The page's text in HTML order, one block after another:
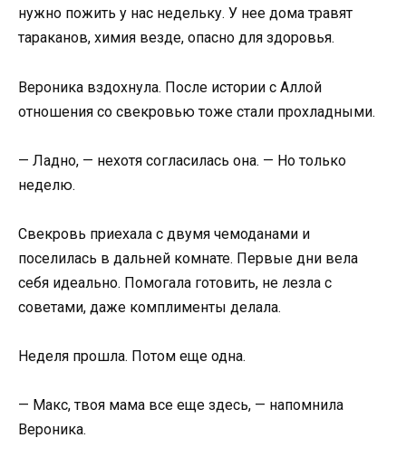
нужно пожить у нас недельку. У нее дома травят
тараканов, химия везде, опасно для здоровья.
Вероника вздохнула. После истории с Аллой
отношения со свекровью тоже стали прохладными.
— Ладно, — нехотя согласилась она. — Но только
неделю.
Свекровь приехала с двумя чемоданами и
поселилась в дальней комнате. Первые дни вела
себя идеально. Помогала готовить, не лезла с
советами, даже комплименты делала.
Неделя прошла. Потом еще одна.
— Макс, твоя мама все еще здесь, — напомнила
Вероника.